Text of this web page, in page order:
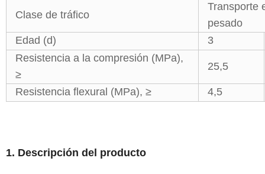
Clase de tráfico
Transporte
pesado
Edad (d)
3
Resistencia a la compresión (MPa),
≥
25,5
Resistencia flexural (MPa), ≥ 4,5
1. Descripción del producto